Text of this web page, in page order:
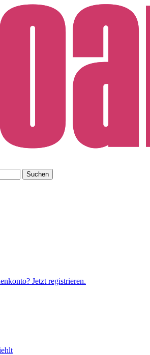
Suchen
Jetzt registrieren.